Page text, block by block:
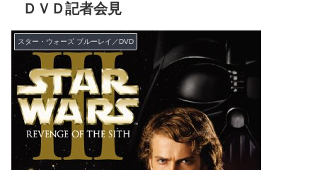
ＤＶＤ記者会見
スター・ウォーズ ブルーレイ／DVD